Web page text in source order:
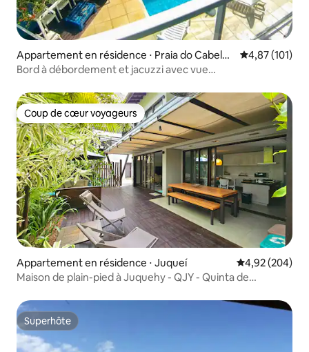
Appartement en résidence ⋅ Praia do Cabelo
Grande
Évaluation
4,87 (101)
Bord à débordement et jacuzzi avec vue
Coup de cœur voyageurs
Coup de cœur voyageurs
Appartement en résidence ⋅ Juqueí Évaluation
4,92 (204)
Maison de plain-pied à Juquehy - QJY - Quinta de
Superhôte
Superhôte